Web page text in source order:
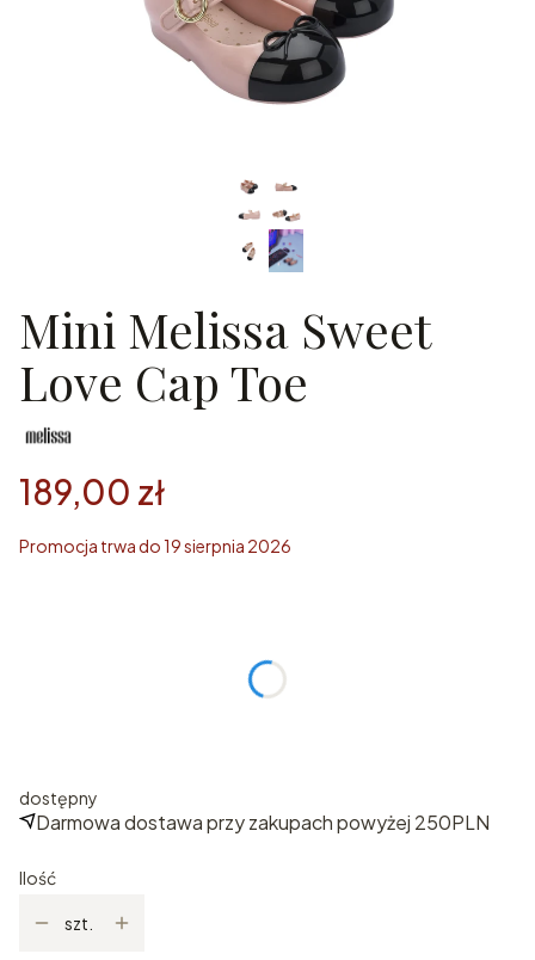
Mini Melissa Sweet
Love Cap Toe
189,00 zł
Promocja trwa do 19 sierpnia 2026
dostępny
Darmowa dostawa przy zakupach powyżej 250PLN
Ilość
szt.